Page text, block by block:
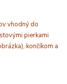
vhodný do
pierkami
končíkom a